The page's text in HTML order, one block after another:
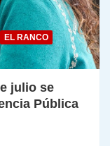
EL RANCO
julio se
Pública